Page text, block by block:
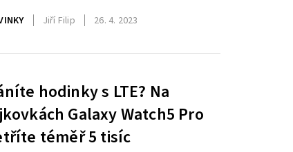
Jiří Filip 26. 4. 2023
hodinky s LTE? Na
Galaxy Watch5 Pro
téměř 5 tisíc